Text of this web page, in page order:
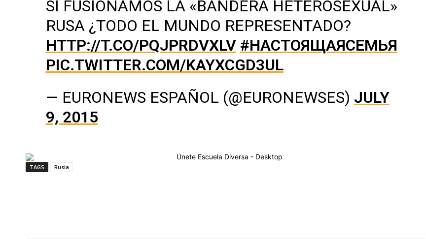
SI FUSIONAMOS LA «BANDERA HETEROSEXUAL»
RUSA ¿TODO EL MUNDO REPRESENTADO?
HTTP://T.CO/PQJPRDVXLV #НАСТОЯЩАЯCЕМЬЯ
PIC.TWITTER.COM/KAYXCGD3UL
— EURONEWS ESPAÑOL (@EURONEWSES) JULY
9, 2015
TAGS Rusia